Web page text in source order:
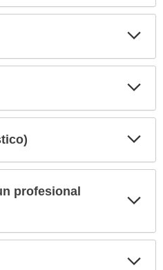
profesional